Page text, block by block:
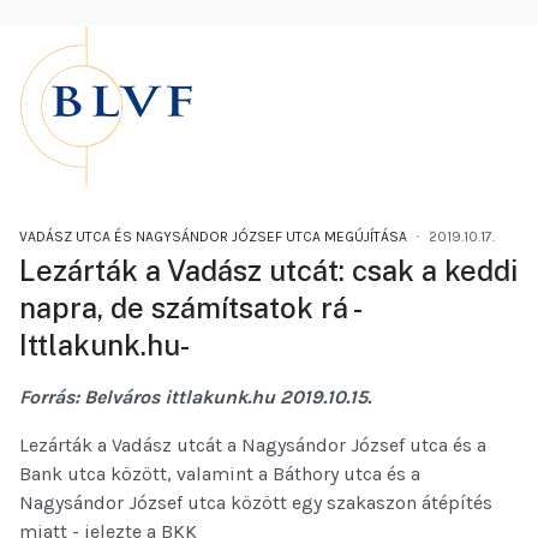
VADÁSZ UTCA ÉS NAGYSÁNDOR JÓZSEF UTCA MEGÚJÍTÁSA 2019.10.17.
Lezárták a Vadász utcát: csak a keddi
napra, de számítsatok rá -
Ittlakunk.hu-
Forrás: Belváros ittlakunk.hu 2019.10.15.
Lezárták a Vadász utcát a Nagysándor József utca és a
Bank utca között, valamint a Báthory utca és a
Nagysándor József utca között egy szakaszon átépítés
miatt - jelezte a BKK